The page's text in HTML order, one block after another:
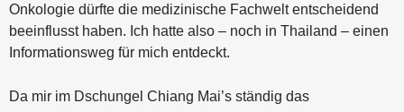
Onkologie dürfte die medizinische Fachwelt entscheidend
beeinflusst haben. Ich hatte also – noch in Thailand – einen
Informationsweg für mich entdeckt.
Da mir im Dschungel Chiang Mai’s ständig das